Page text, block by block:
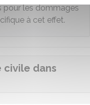
pour les dommages
à cet effet.
civile dans